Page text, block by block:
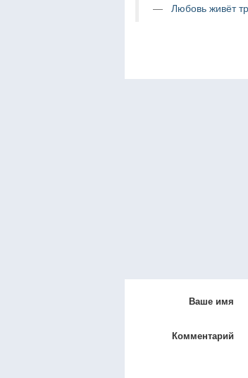
Любовь живёт
Ваше имя
Комментарий